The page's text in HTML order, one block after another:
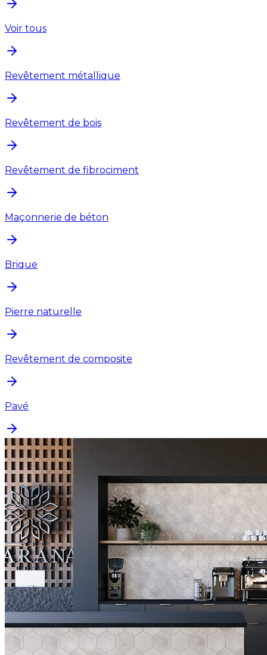
Voir tous
Revêtement métallique
Revêtement de bois
Revêtement de fibrociment
Maçonnerie de béton
Brique
Pierre naturelle
Revêtement de composite
Pavé